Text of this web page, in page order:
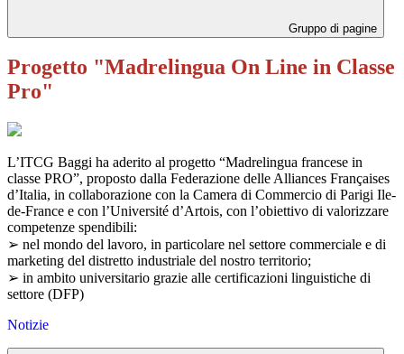
Gruppo di pagine
Progetto "Madrelingua On Line in Classe
Pro"
L’ITCG Baggi ha aderito al progetto “Madrelingua francese in
classe PRO”, proposto dalla Federazione delle Alliances Françaises
d’Italia, in collaborazione con la Camera di Commercio di Parigi Ile-
de-France e con l’Université d’Artois, con l’obiettivo di valorizzare
competenze spendibili:
➢ nel mondo del lavoro, in particolare nel settore commerciale e di
marketing del distretto industriale del nostro territorio;
➢ in ambito universitario grazie alle certificazioni linguistiche di
settore (DFP)
Notizie